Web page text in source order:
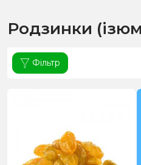
Родзинки
Фільтр